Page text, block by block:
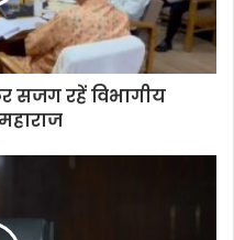
रहें विभागीय